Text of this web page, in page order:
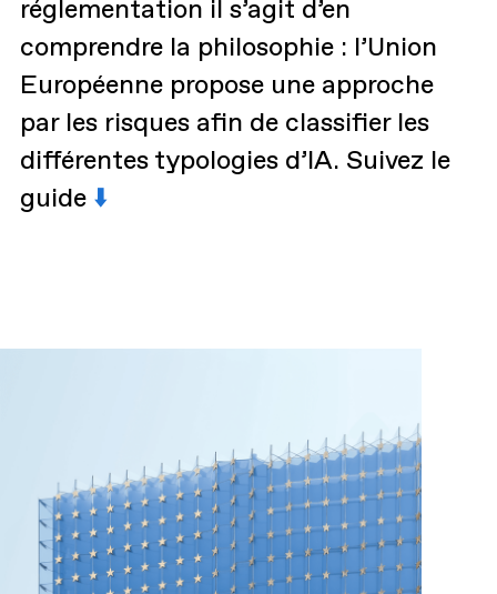
réglementation il s’agit d’en
comprendre la philosophie : l’Union
Européenne propose une approche
par les risques afin de classifier les
différentes typologies d’IA. Suivez le
guide ⬇️